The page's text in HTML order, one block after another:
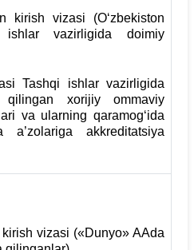
kirish vizasi (O‘zbekiston
ishlar vazirligida doimiy
Tashqi ishlar vazirligida
qilingan xorijiy ommaviy
va ularning qaramog‘ida
akkreditatsiya
vizasi («Dunyo» AAda